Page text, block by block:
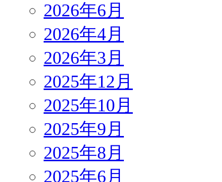
2026年6月
2026年4月
2026年3月
2025年12月
2025年10月
2025年9月
2025年8月
2025年6月